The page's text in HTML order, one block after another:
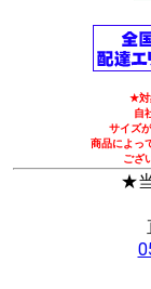
★対
自
サイズ
商品によっ
ござ
★